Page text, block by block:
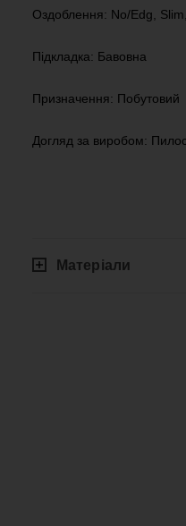
Оздоблення: No/Edg,
Підкладка: Бавовна
Призначення: Побутовий
Догляд за виробом:
Матеріали